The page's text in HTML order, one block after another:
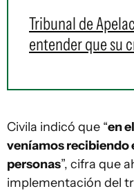
Tribunal de
entender que su
Civila indicó que “en
veníamos recibiendo
personas”, cifra que
implementación del